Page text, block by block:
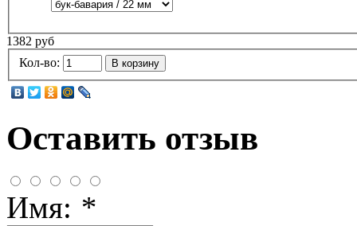
1382 руб
Кол-во:
В корзину
Оставить отзыв
Имя: *